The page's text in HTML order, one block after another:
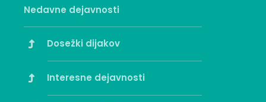
Nedavne dejavnosti
Dosežki dijakov
Interesne dejavnosti